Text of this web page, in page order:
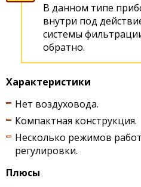
В данном типе
внутри под
системы
обратно.
Характеристики
Нет воздуховода.
Компактная конструкция.
Несколько режимов
регулировки.
Плюсы